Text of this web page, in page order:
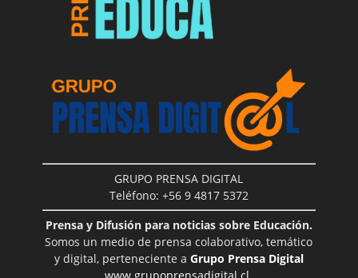
GRUPO PRENSA DIGITAL
Teléfono: +56 9 4817 5372
Prensa y Difusión para noticias sobre Educación.
Somos un medio de prensa colaborativo, temático
y digital, perteneciente a Grupo Prensa Digital